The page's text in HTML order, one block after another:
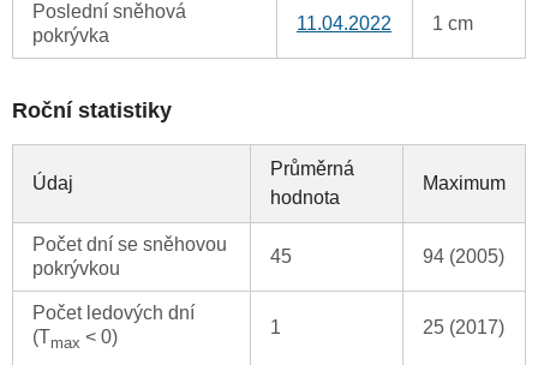
Poslední sněhová
pokrývka
11.04.2022 1 cm
Roční statistiky
Údaj
Průměrná
hodnota
Maximum
Počet dní se sněhovou
pokrývkou
45 94 (2005)
Počet ledových dní
(Tmax < 0) 1 25 (2017)